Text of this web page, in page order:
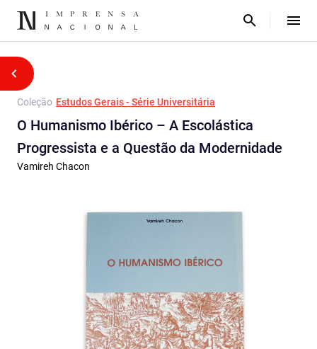
Coleção Estudos Gerais - Série Universitária
O Humanismo Ibérico – A Escolástica
Progressista e a Questão da Modernidade
Vamireh Chacon